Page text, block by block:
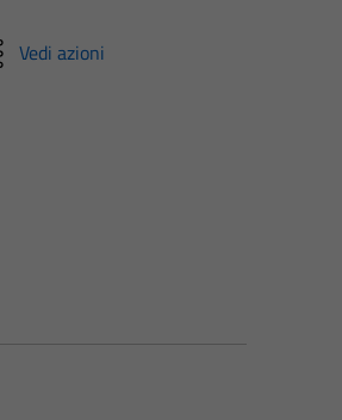
Vedi azioni